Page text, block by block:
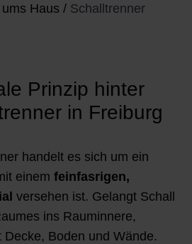
Haus / Schalltrenner
Prinzip hinter
in Freiburg
handelt es sich um ein
einem feinfasrigen,
versehen ist. Gelangt Schall
ins Rauminnere,
Boden und Wände.